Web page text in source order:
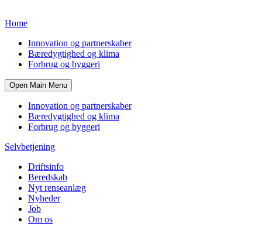
Home
Innovation og partnerskaber
Bæredygtighed og klima
Forbrug og byggeri
Open Main Menu
Innovation og partnerskaber
Bæredygtighed og klima
Forbrug og byggeri
Selvbetjening
Driftsinfo
Beredskab
Nyt renseanlæg
Nyheder
Job
Om os